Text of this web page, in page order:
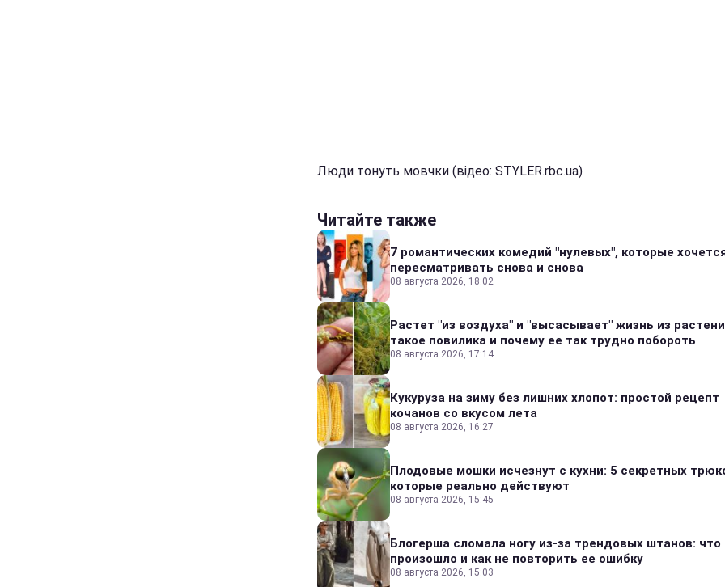
Люди тонуть мовчки (відео: STYLER.rbc.ua)
Читайте также
7 романтических комедий "нулевых", которые
пересматривать снова и снова
08 августа 2026, 18:02
Растет "из воздуха" и "высасывает" жизнь из
такое повилика и почему ее так трудно побороть
08 августа 2026, 17:14
Кукуруза на зиму без лишних хлопот: простой рецепт
кочанов со вкусом лета
08 августа 2026, 16:27
Плодовые мошки исчезнут с кухни: 5 секретных
которые реально действуют
08 августа 2026, 15:45
Блогерша сломала ногу из-за трендовых штанов: что
произошло и как не повторить ее ошибку
08 августа 2026, 15:03